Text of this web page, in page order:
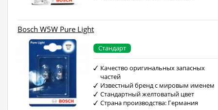
Bosch W5W Pure Light
Стандарт
Качество оригинальных запасных
частей
Известный бренд с мировым именем
Стандартный желтоватый цвет
Страна производства: Германия